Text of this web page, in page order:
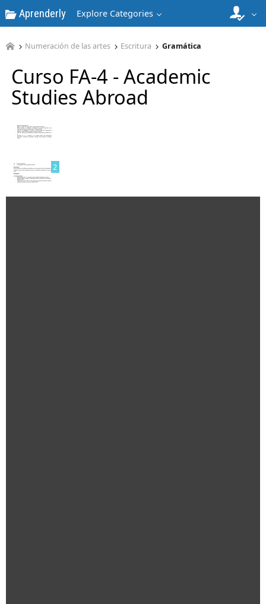
Aprenderly Explore Categories
Numeración de las artes Escritura Gramática
Curso FA-4 - Academic
Studies Abroad
1
2